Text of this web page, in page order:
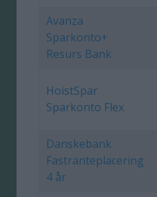
Avanza
Sparkonto+
Resurs Bank
HoistSpar
Sparkonto Flex
Danskebank
Fastränteplacering
4 år